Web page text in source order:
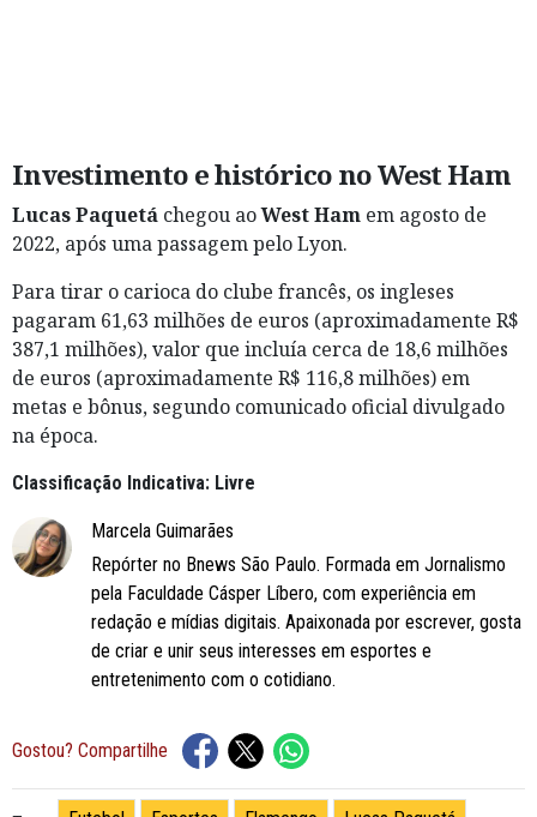
Investimento e histórico no West Ham
Lucas Paquetá chegou aoWest Ham em agosto de
2022, após uma passagem pelo Lyon.
Para tirar o carioca do clube francês, os ingleses
pagaram 61,63 milhões de euros (aproximadamente R$
387,1 milhões), valor que incluía cerca de 18,6 milhões
de euros (aproximadamente R$ 116,8 milhões) em
metas e bônus, segundo comunicado oficial divulgado
na época.
Classificação Indicativa: Livre
Marcela Guimarães
Repórter no Bnews São Paulo. Formada em Jornalismo
pela Faculdade Cásper Líbero, com experiência em
redação e mídias digitais. Apaixonada por escrever, gosta
de criar e unir seus interesses em esportes e
entretenimento com o cotidiano.
Gostou? Compartilhe